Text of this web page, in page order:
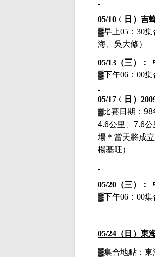
05/10 ﹙
日）吉
▓早上05：30
海、 吳大修）
05/13（三）：
▓下午06：00
05/17 ﹙ 日）
▓比賽日期： 98
4.6公里、 7.6公
場＊當天將成
楊基旺）
05/20（三）：
▓下午06：00
05/24（日）東
▓集合地點：東